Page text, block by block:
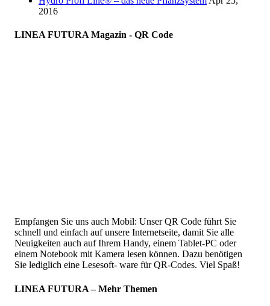
2016
LINEA FUTURA Magazin - QR Code
Empfangen Sie uns auch Mobil: Unser QR Code führt Sie
schnell und einfach auf unsere Internetseite, damit Sie alle
Neuigkeiten auch auf Ihrem Handy, einem Tablet-PC oder
einem Notebook mit Kamera lesen können. Dazu benötigen
Sie lediglich eine Lesesoft- ware für QR-Codes. Viel Spaß!
LINEA FUTURA – Mehr Themen